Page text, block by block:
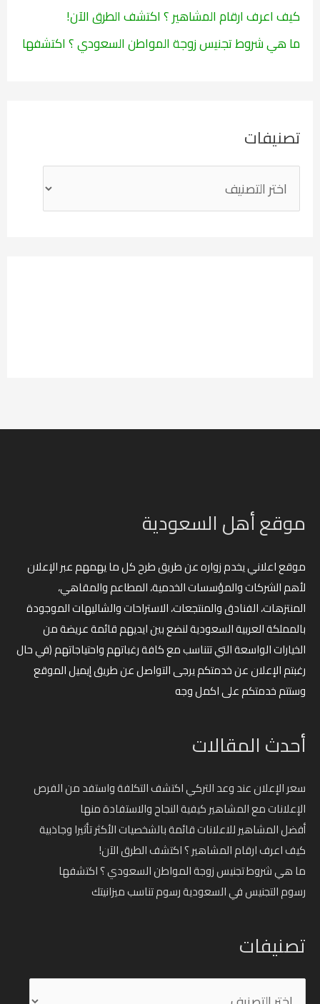
كيف اعرف ارقام المشاهير ؟ اكتشف الطرق الآن!
ما هي شروط تجنيس زوجة المواطن السعودي ؟ اكتشفها
تصنيفات
موقع أهل السعودية
موقع اعلاني يخدم زواره عن طريق طرح كل ما يهمهم عبر الإعلان
لأهم الشركات والمؤسسات الخدمية، المطاعم والمقاهي،
المنتزهات، الفنادق والمنتجعات، الاستراحات والشاليهات الموجودة
بالمملكة العربية السعودية لنضع بين ايديهم قائمة عريضة من
الخيارات الواسعة التي تتناسب مع كافة رغباتهم واحتياجاتهم (في حال
رغبتم الإعلان عن خدمتكم يرجى التواصل عن طريق إيميل الموقع
وستتم خدمتكم على اكمل وجه
أحدث المقالات
سعر الإعلان عند وعد التركي اكتشف التكلفة واستفد من الفرص
الإعلانات مع المشاهير كيفية النجاح والاستفادة منها
أفضل المشاهير للاعلانات قائمة بالشخصيات الأكثر تأثيرا وجاذبية
كيف اعرف ارقام المشاهير ؟ اكتشف الطرق الآن!
ما هي شروط تجنيس زوجة المواطن السعودي ؟ اكتشفها
رسوم التجنيس في السعودية رسوم تناسب ميزانيتك
تصنيفات